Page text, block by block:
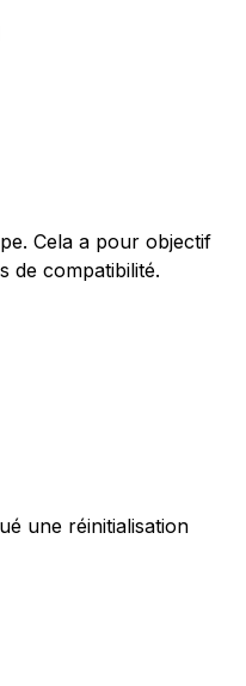
Cela a pour objectif
de compatibilité.
une réinitialisation